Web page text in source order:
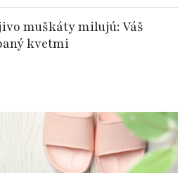
muškáty milujú: Váš
kvetmi